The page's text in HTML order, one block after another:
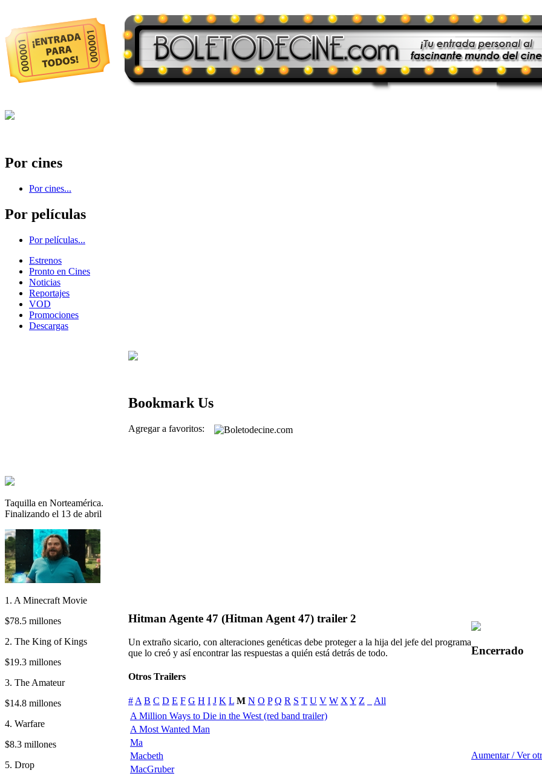
Por cines
Por cines...
Por películas
Por películas...
Estrenos
Pronto en Cines
Noticias
Reportajes
VOD
Promociones
Descargas
Taquilla en Norteamérica.
Finalizando el 13 de abril
1. A Minecraft Movie
$78.5 millones
2. The King of Kings
$19.3 millones
3. The Amateur
$14.8 millones
4. Warfare
$8.3 millones
5. Drop
Bookmark Us
Agregar a favoritos:
Hitman Agente 47 (Hitman Agent 47) trailer 2
Un extraño sicario, con alteraciones genéticas debe proteger a la hija del jefe del programa
que lo creó y así encontrar las respuestas a quién está detrás de todo.
Otros Trailers
# A B C D E F G H I J K L M N O P Q R S T U V W X Y Z
All
A Million Ways to Die in the West (red band trailer)
A Most Wanted Man
Ma
Macbeth
MacGruber
Encerrado
Aumentar / Ver